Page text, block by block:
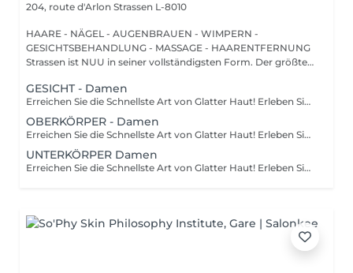
204, route d'Arlon Strassen L-8010
HAARE - NÄGEL - AUGENBRAUEN - WIMPERN -
GESICHTSBEHANDLUNG - MASSAGE - HAARENTFERNUNG
Strassen ist NUU in seiner vollständigsten Form. Der größte
GESICHT - Damen
Erreichen Sie die Schnellste Art von Glatter Haut! Erleben Sie die Vorteile der dauerhaften Haarentfernung mit unserer fortschrittlichen Lichttechnologie, die effektiv die Haarfollikel anvisiert. Unsere Laserfunktionen: Neueste Technologie: neues Modell 2022 Vielseitige Behandlung: 3-in-1-System: Diodenlaser, Alexandrit und NdYag Zertifizierte Sicherheit: vollständig in der EU zertifiziert Sichtbare Ergebnisse: deutliche Effekte nach Ihrer ersten Sitzung Vollständige Transformation: endergebnisse nach 6-8 Behandlungen Für Alle Geeignet: eignet sich für alle Haut- und Haartypen, außer grauem Haar Komfort steht an erster Stelle: ausgestattet mit einem Kühlsystem für ein schmerzfreies Erlebnis Wie funktioniert die Haarentfernung mit Laser? Vorbereitung: ihre Haut wird gründlich gereinigt. Gel-Anwendung: ein spezielles Gel wird aufgetragen, um die Behandlung zu verbessern. Laserbehandlung: der Laser wird auf die behandelte Stelle angewendet. Beruhigender Abschluss: eine beruhigende Creme wird nach der Behandlung aufgetragen. Altersempfehlungen: am besten geeignet für Personen ab 16-18 Jahren. Nachbehandlungs-Tipps: um optimale Ergebnisse zu gewährleisten, vermeiden Sie bitte eine Sonnenexposition eine Woche vor und nach dem Eingriff. Behandlungsfrequenz: die Sitzungen werden alle 4-8 Wochen empfohlen, insgesamt 6-10 Behandlungen je nach Bereich.
OBERKÖRPER - Damen
Erreichen Sie die Schnellste Art von Glatter Haut! Erleben Sie die Vorteile der dauerhaften Haarentfernung mit unserer fortschrittlichen Lichttechnologie, die effektiv die Haarfollikel anvisiert. Unsere Laserfunktionen: Neueste Technologie: neues Modell 2022 Vielseitige Behandlung: 3-in-1-System: Diodenlaser, Alexandrit und NdYag Zertifizierte Sicherheit: vollständig in der EU zertifiziert Sichtbare Ergebnisse: deutliche Effekte nach Ihrer ersten Sitzung Vollständige Transformation: endergebnisse nach 6-8 Behandlungen Für Alle Geeignet: eignet sich für alle Haut- und Haartypen, außer grauem Haar Komfort steht an erster Stelle: ausgestattet mit einem Kühlsystem für ein schmerzfreies Erlebnis Wie funktioniert die Haarentfernung mit Laser? Vorbereitung: ihre Haut wird gründlich gereinigt. Gel-Anwendung: ein spezielles Gel wird aufgetragen, um die Behandlung zu verbessern. Laserbehandlung: der Laser wird auf die behandelte Stelle angewendet. Beruhigender Abschluss: eine beruhigende Creme wird nach der Behandlung aufgetragen. Altersempfehlungen: am besten geeignet für Personen ab 16-18 Jahren. Nachbehandlungs-Tipps: um optimale Ergebnisse zu gewährleisten, vermeiden Sie bitte eine Sonnenexposition eine Woche vor und nach dem Eingriff. Behandlungsfrequenz: die Sitzungen werden alle 4-8 Wochen empfohlen, insgesamt 6-10 Behandlungen je nach Bereich.
UNTERKÖRPER Damen
Erreichen Sie die Schnellste Art von Glatter Haut! Erleben Sie die Vorteile der dauerhaften Haarentfernung mit unserer fortschrittlichen Lichttechnologie, die effektiv die Haarfollikel anvisiert. Unsere Laserfunktionen: Neueste Technologie: neues Modell 2022 Vielseitige Behandlung: 3-in-1-System: Diodenlaser, Alexandrit und NdYag Zertifizierte Sicherheit: vollständig in der EU zertifiziert Sichtbare Ergebnisse: deutliche Effekte nach Ihrer ersten Sitzung Vollständige Transformation: endergebnisse nach 6-8 Behandlungen Für Alle Geeignet: eignet sich für alle Haut- und Haartypen, außer grauem Haar Komfort steht an erster Stelle: ausgestattet mit einem Kühlsystem für ein schmerzfreies Erlebnis Wie funktioniert die Haarentfernung mit Laser? Vorbereitung: ihre Haut wird gründlich gereinigt. Gel-Anwendung: ein spezielles Gel wird aufgetragen, um die Behandlung zu verbessern. Laserbehandlung: der Laser wird auf die behandelte Stelle angewendet. Beruhigender Abschluss: eine beruhigende Creme wird nach der Behandlung aufgetragen. Altersempfehlungen: am besten geeignet für Personen ab 16-18 Jahren. Nachbehandlungs-Tipps: um optimale Ergebnisse zu gewährleisten, vermeiden Sie bitte eine Sonnenexposition eine Woche vor und nach dem Eingriff. Behandlungsfrequenz: die Sitzungen werden alle 4-8 Wochen empfohlen, insgesamt 6-10 Behandlungen je nach Bereich.